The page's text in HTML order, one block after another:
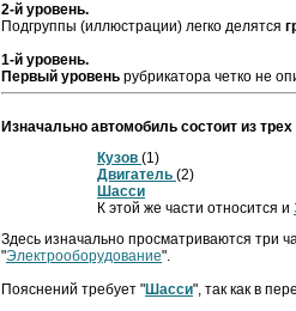
2-й уровень.
Подгруппы (иллюстрации) легко делятся
1-й уровень.
Первый уровень рубрикатора четко не
Изначально автомобиль состоит из трех
Кузов (1)
Двигатель (2)
Шасси
К этой же части относится и
Здесь изначально просматриваются три
"Электрооборудование".
Пояснений требует "Шасси", так как в